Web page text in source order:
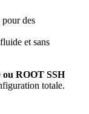
pour des
et sans
ou ROOT SSH
totale.